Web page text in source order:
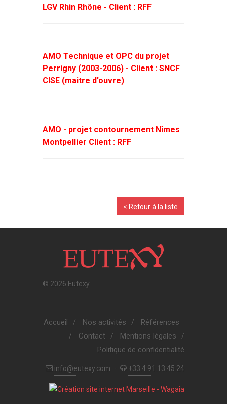
LGV Rhin Rhône - Client : RFF
AMO Technique et OPC du projet
Perrigny (2003-2006) - Client : SNCF
CISE (maitre d'ouvre)
AMO - projet contournement Nîmes
Montpellier Client : RFF
< Retour à la liste
© 2026 Eutexy
Accueil / Nos activités / Références
/ Contact / Mentions légales /
Politique de confidentialité
info@eutexy.com · +33.4.91.13.45.24